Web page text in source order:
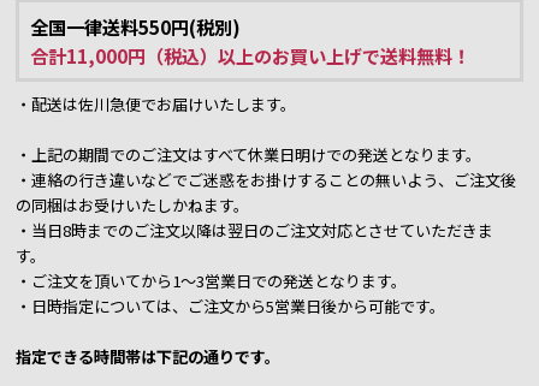
全国一律送料550円(税別)
合計11,000円（税込）以上のお買い上げで送料無料！
・配送は佐川急便でお届けいたします。
・上記の期間でのご注文はすべて休業日明けでの発送となります。
・連絡の行き違いなどでご迷惑をお掛けすることの無いよう、ご注文後
の同梱はお受けいたしかねます。
・当日8時までのご注文以降は翌日のご注文対応とさせていただきま
す。
・ご注文を頂いてから1～3営業日での発送となります。
・日時指定については、ご注文から5営業日後から可能です。
指定できる時間帯は下記の通りです。